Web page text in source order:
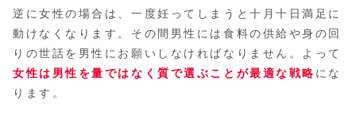
逆に女性の場合は、一度妊ってしまうと十月十日満足に
動けなくなります。その間男性には食料の供給や身の回
りの世話を男性にお願いしなければなりません。よって
女性は男性を量ではなく質で選ぶことが最適な戦略 にな
ります。